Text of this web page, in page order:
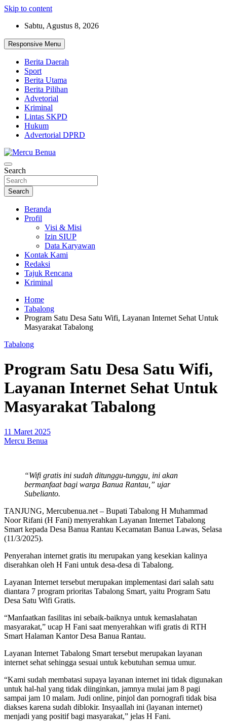
Skip to content
Sabtu, Agustus 8, 2026
Responsive Menu
Berita Daerah
Sport
Berita Utama
Berita Pilihan
Advetorial
Kriminal
Lintas SKPD
Hukum
Advertorial DPRD
Mercu Benua
Suara Masyarakat Bawah
Search
Search
Beranda
Profil
Visi & Misi
Izin SIUP
Data Karyawan
Kontak Kami
Redaksi
Tajuk Rencana
Kriminal
Home
Tabalong
Program Satu Desa Satu Wifi, Layanan Internet Sehat Untuk
Masyarakat Tabalong
Tabalong
Program Satu Desa Satu Wifi,
Layanan Internet Sehat Untuk
Masyarakat Tabalong
11 Maret 2025
Mercu Benua
“Wifi gratis ini sudah ditunggu-tunggu, ini akan
bermanfaat bagi warga Banua Rantau,” ujar
Subelianto.
TANJUNG, Mercubenua.net – Bupati Tabalong H Muhammad
Noor Rifani (H Fani) menyerahkan Layanan Internet Tabalong
Smart kepada Desa Banua Rantau Kecamatan Banua Lawas, Selasa
(11/3/2025).
Penyerahan internet gratis itu merupakan yang kesekian kalinya
diserahkan oleh H Fani untuk desa-desa di Tabalong.
Layanan Internet tersebut merupakan implementasi dari salah satu
diantara 7 program prioritas Tabalong Smart, yaitu Program Satu
Desa Satu Wifi Gratis.
“Manfaatkan fasilitas ini sebaik-baiknya untuk kemaslahatan
masyarakat,” ucap H Fani saat menyerahkan wifi gratis di RTH
Smart Halaman Kantor Desa Banua Rantau.
Layanan Internet Tabalong Smart tersebut merupakan layanan
internet sehat sehingga sesuai untuk kebutuhan semua umur.
“Kami sudah membatasi supaya layanan internet ini tidak digunakan
untuk hal-hal yang tidak diinginkan, jamnya mulai jam 8 pagi
sampai jam 10 malam. Judi online, pinjol dan pornografi tidak bisa
diakses karena sudah diblokir. Insyaallah ini (layanan internet)
menjadi yang positif bagi masyarakat,” jelas H Fani.